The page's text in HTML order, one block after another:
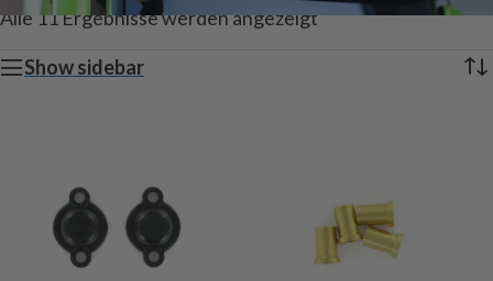
Alle 11 Ergebnisse werden angezeigt
Show sidebar